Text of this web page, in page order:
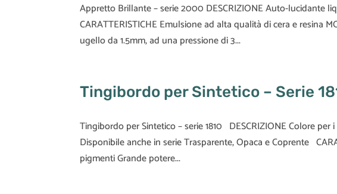
Appretto Brillante – serie 2000 DESCRIZIONE Auto-lucidante
CARATTERISTICHE Emulsione ad alta qualità di cera e resina
ugello da 1.5mm, ad una pressione di 3...
Tingibordo per Sintetico – Serie
Tingibordo per Sintetico – serie 1810 DESCRIZIONE Colore
Disponibile anche in serie Trasparente, Opaca e Coprente
pigmenti Grande potere...